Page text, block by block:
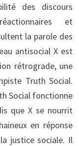
des discours
et
la parole des
antisocial X est
rétrograde, une
Truth Social.
Social fonctionne
que X se nourrit
en réponse
justice sociale. Il